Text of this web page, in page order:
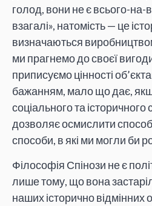
голод, вони не є всього-на-
взагалі», натомість — це
визначаються
ми прагнемо до своєї
приписуємо цінності
бажанням, мало що дає,
соціального та
дозволяє осмислити
способи, в які ми могли би
Філософія Спінози не є
лише тому, що вона
наших історично відмінних